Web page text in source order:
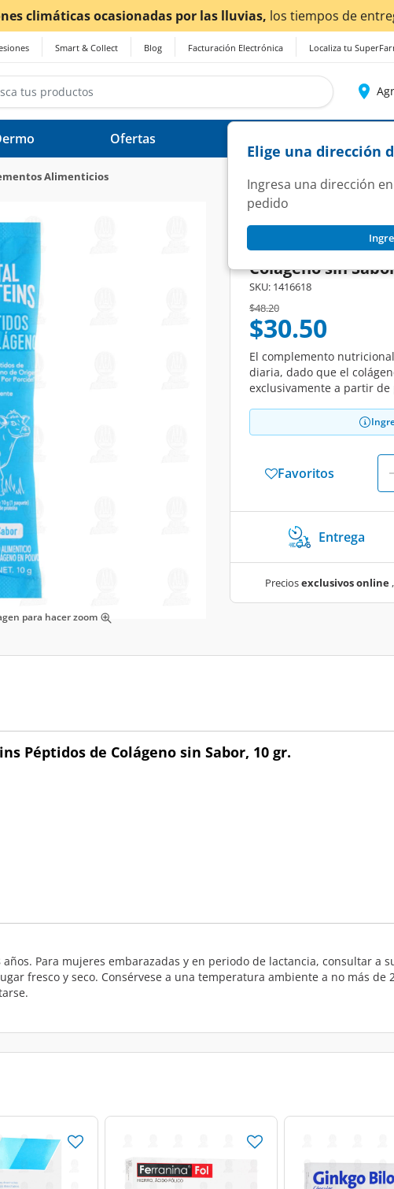
¡Ahora también en Aguascalientes!
Smart & Collect Blog Facturación Electrónica Localiza tu
Elige una dirección
Ingresa una dirección
pedido
Ofertas
Alimenticios
para hacer zoom
VITAL PROTEINS
Suplemento
Colágeno sin
SKU: 1416618
Price reduced from
$48.20to
$30.50
El complemento
diaria, dado que el
exclusivamente a partir
Favoritos
Entrega
Preciosexclusivos online,
Péptidos de Colágeno sin Sabor, 10 gr.
Para mujeres embarazadas y en periodo de lactancia, consultar a
fresco y seco. Consérvese a una temperatura ambiente a no más